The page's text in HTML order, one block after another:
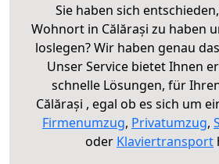
Sie haben sich
Wohnort in Călărași zu haben
loslegen? Wir haben genau
Unser Service bietet Ihnen
schnelle Lösungen, für
Călărași , egal ob es sich um
Firmenumzug, Privatumzug,
oder Klaviertransport